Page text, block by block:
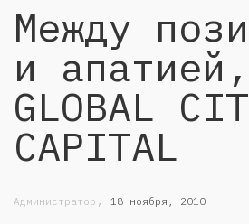
Между
и
GLOBAL
CAPITAL
Администратор , 18 ноября, 2010